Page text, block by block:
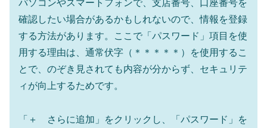
パソコンやスマートフォンで、支店番号、口座番号を
確認したい場合があるかもしれないので、情報を登録
する方法があります。ここで「パスワード」項目を使
用する理由は、通常伏字（＊＊＊＊＊）を使用するこ
とで、のぞき見されても内容が分からず、セキュリテ
ィが向上するためです。
「＋ さらに追加」をクリックし、「パスワード」を